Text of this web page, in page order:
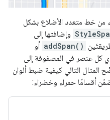
خط متعدد الأضلاع بشكل
وإضافتها إلى
addSpan() أو
عنصر في المصفوفة إلى
التالي كيفية ضبط ألوان
حمراء وخضراء: